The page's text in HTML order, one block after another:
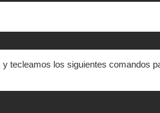
tecleamos los siguientes comandos